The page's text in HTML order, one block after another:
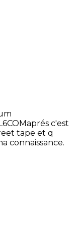
c'est
tape et q
connaissance.